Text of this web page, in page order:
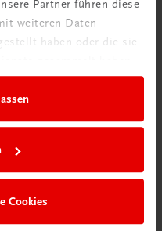
Partner führen diese
weiteren Daten
haben oder die sie
Cookies